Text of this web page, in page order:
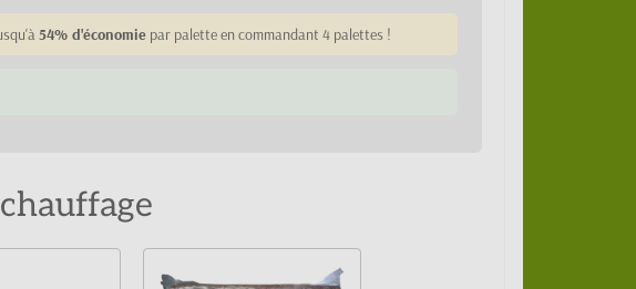
54% d'économie par palette en commandant 4 palettes !